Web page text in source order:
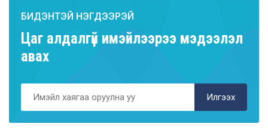
БИДЭНТЭЙ НЭГДЭЭРЭЙ
Цаг алдалгүй имэйлээрээ мэдээлэл
авах
Илгээх